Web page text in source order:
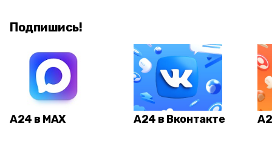
Подпишись!
А24 в MAX А24 в Вконтакте